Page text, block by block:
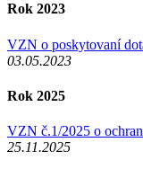
Rok 2023
VZN o poskytovaní
03.05.2023
Rok 2025
VZN č.1/2025 o
25.11.2025